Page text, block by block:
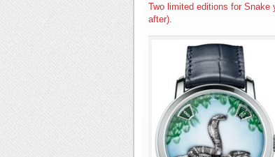
Two limited editions for Snake
after).